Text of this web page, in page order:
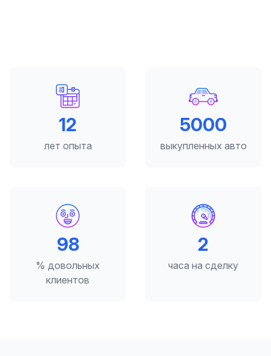
12
лет опыта
5000
выкупленных авто
98
% довольных
клиентов
2
часа на сделку